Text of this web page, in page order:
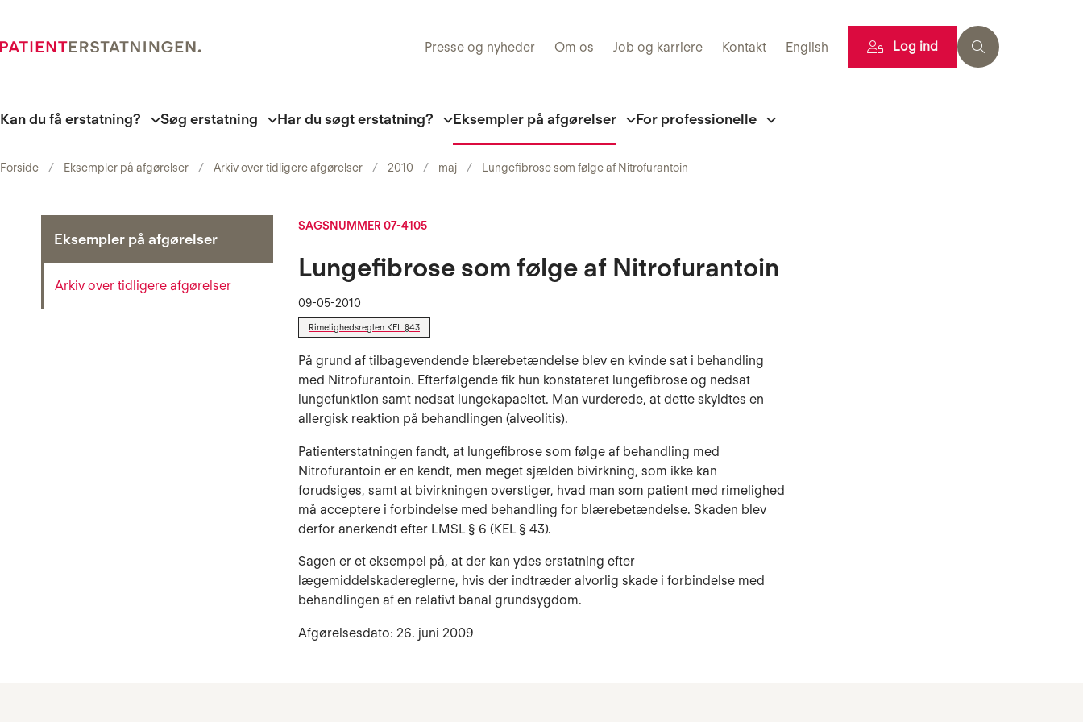
Presse og nyheder Om os Job og karriere Kontakt English Log ind
Kan du få erstatning? Søg erstatning Har du søgt erstatning? Eksempler på afgørelser For professionelle
Forside Eksempler på afgørelser Arkiv over tidligere afgørelser 2010 maj Lungefibrose som følge af Nitrofurantoin
Eksempler på afgørelser
Arkiv over tidligere afgørelser
SAGSNUMMER 07-4105
Lungefibrose som følge af Nitrofurantoin
09-05-2010
Rimelighedsreglen KEL §43
På grund af tilbagevendende blærebetændelse blev en kvinde sat i behandling
med Nitrofurantoin. Efterfølgende fik hun konstateret lungefibrose og nedsat
lungefunktion samt nedsat lungekapacitet. Man vurderede, at dette skyldtes en
allergisk reaktion på behandlingen (alveolitis).
Patienterstatningen fandt, at lungefibrose som følge af behandling med
Nitrofurantoin er en kendt, men meget sjælden bivirkning, som ikke kan
forudsiges, samt at bivirkningen overstiger, hvad man som patient med rimelighed
må acceptere i forbindelse med behandling for blærebetændelse. Skaden blev
derfor anerkendt efter LMSL § 6 (KEL § 43).
Sagen er et eksempel på, at der kan ydes erstatning efter
lægemiddelskadereglerne, hvis der indtræder alvorlig skade i forbindelse med
behandlingen af en relativt banal grundsygdom.
Afgørelsesdato: 26. juni 2009